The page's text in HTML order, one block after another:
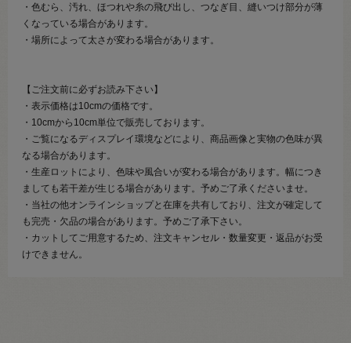
・色むら、汚れ、ほつれや糸の飛び出し、つなぎ目、縫いつけ部分が薄
くなっている場合があります。
・場所によって太さが変わる場合があります。
【ご注文前に必ずお読み下さい】
・表示価格は10cmの価格です。
・10cmから10cm単位で販売しております。
・ご覧になるディスプレイ環境などにより、商品画像と実物の色味が異
なる場合があります。
・生産ロットにより、色味や風合いが変わる場合があります。幅につき
ましても若干差が生じる場合があります。予めご了承くださいませ。
・当社の他オンラインショップと在庫を共有しており、注文が確定して
も完売・欠品の場合があります。予めご了承下さい。
・カットしてご用意するため、注文キャンセル・数量変更・返品がお受
けできません。